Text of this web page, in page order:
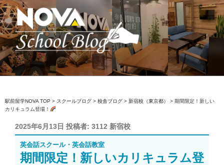
コ
ン
テ
ン
ツ
へ
ス
ッ
プ
駅前留学NOVA【公式】スクールブロ
英会話スクール・英会話教室
駅前留学NOVA TOP > スクールブログ > 校舎ブログ > 新宿校（東京都） > 期間限定！新しい
カリキュラム登場！
投
稿
日:
2025年6月13日 投稿者: 3112 新宿校
英会話スクール・英会話教室
期間限定！新しいカリキュラム登